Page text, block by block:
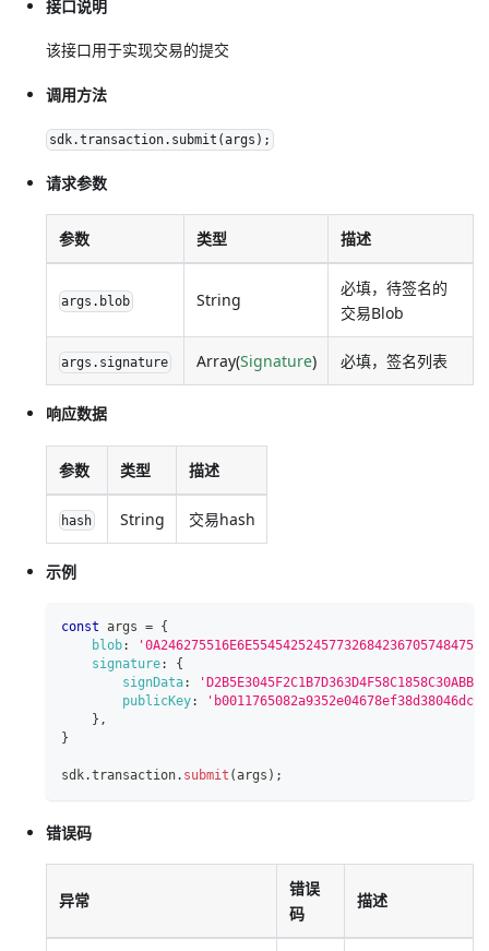
接口说明
该接口用于实现交易的提交
调用方法
sdk.transaction.submit(args);
请求参数
参数 类型 描述
args.blob String
必填，待签名的
交易Blob
args.signature Array(Signature) 必填，签名列表
响应数据
参数 类型 描述
hash String 交易hash
示例
const args = {
blob:
signature:
{
signData:
publicKey:
} ,
}
sdk.transaction. submit (args ) ;
错误码
异常
错误
码
描述